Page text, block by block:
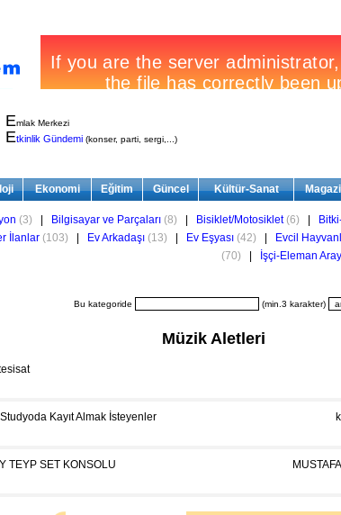
Emlak Merkezi
Etkinlik Gündemi (konser, parti, sergi,...)
Ekonomi Eğitim Güncel Kültür-Sanat
(3) Bilgisayar ve Parçaları (8) Bisiklet/Motosiklet (6)
İlanlar (103) Ev Arkadaşı (13) Ev Eşyası (42) Evcil
(70)
İşçi-Eleman
Bu kategoride (min.3 karakter)
Müzik Aletleri
Kayıt Almak İsteyenler
TEYP SET KONSOLU